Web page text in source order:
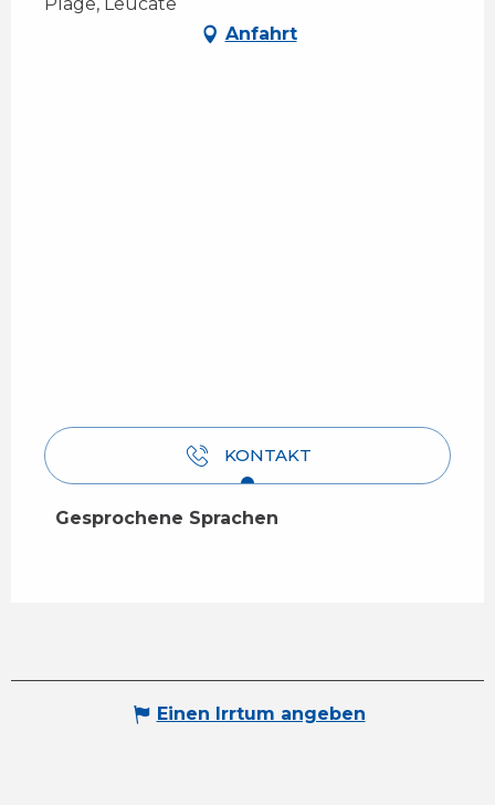
Anfahrt
KONTAKT
Gesprochene Sprachen
Gesprochene Sprachen
Einen Irrtum angeben